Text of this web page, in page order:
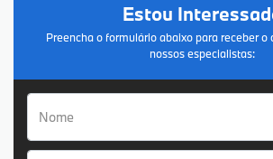
Estou
Preencha o formulário abaixo para receber o
nossos especialistas: